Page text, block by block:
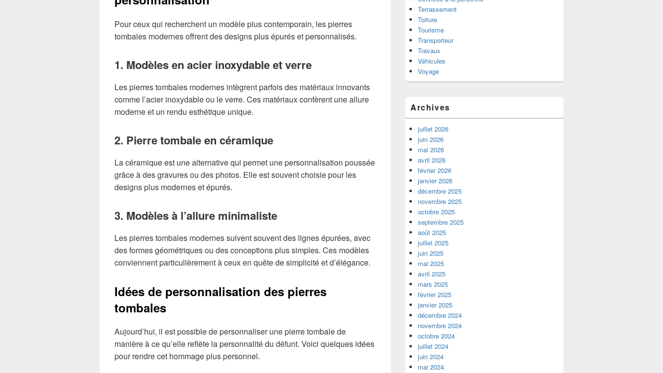
Pour ceux qui recherchent un modèle plus contemporain, les pierres
tombales modernes offrent des designs plus épurés et personnalisés.
1. Modèles en acier inoxydable et verre
Les pierres tombales modernes intègrent parfois des matériaux innovants
comme l’acier inoxydable ou le verre. Ces matériaux confèrent une allure
moderne et un rendu esthétique unique.
2. Pierre tombale en céramique
La céramique est une alternative qui permet une personnalisation poussée
grâce à des gravures ou des photos. Elle est souvent choisie pour les
designs plus modernes et épurés.
3. Modèles à l’allure minimaliste
Les pierres tombales modernes suivent souvent des lignes épurées, avec
des formes géométriques ou des conceptions plus simples. Ces modèles
conviennent particulièrement à ceux en quête de simplicité et d’élégance.
Idées de personnalisation des pierres
tombales
Aujourd’hui, il est possible de personnaliser une pierre tombale de
manière à ce qu’elle reflète la personnalité du défunt. Voici quelques idées
pour rendre cet hommage plus personnel.
Terrassement
Toiture
Tourisme
Transporteur
Travaux
Véhicules
Voyage
Archives
juillet 2026
juin 2026
mai 2026
avril 2026
février 2026
janvier 2026
décembre 2025
novembre 2025
octobre 2025
septembre 2025
août 2025
juillet 2025
juin 2025
mai 2025
avril 2025
mars 2025
février 2025
janvier 2025
décembre 2024
novembre 2024
octobre 2024
juillet 2024
juin 2024
mai 2024